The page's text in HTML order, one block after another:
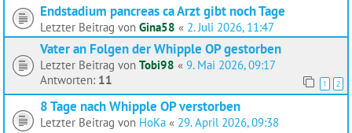
Endstadium pancreas ca Arzt gibt noch Tage
Letzter Beitrag von Gina58 « 2. Juli 2026, 11:47
Vater an Folgen der Whipple OP gestorben
Letzter Beitrag von Tobi98 « 9. Mai 2026, 09:17
Antworten: 11 1 2
8 Tage nach Whipple OP verstorben
Letzter Beitrag von HoKa « 29. April 2026, 09:38